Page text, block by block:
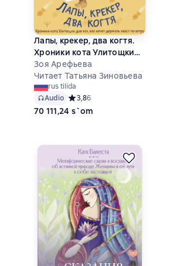
Лапы, крекер, два когтя.
Хроники кота Улитощки
для тех, кто хочет
держать хвост по ветру
Зоя Арефьева
Читает Татьяна Зиновьева
rus tilida
Audio Средний рейтинг 3,8 на
3,86
70 111,24 s`om